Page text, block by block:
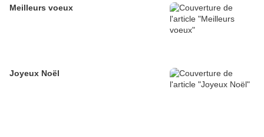
Meilleurs voeux
Joyeux Noël